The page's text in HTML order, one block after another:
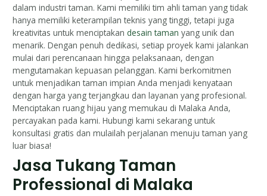
dalam industri taman. Kami memiliki tim ahli taman yang tidak
hanya memiliki keterampilan teknis yang tinggi, tetapi juga
kreativitas untuk menciptakan desain taman yang unik dan
menarik. Dengan penuh dedikasi, setiap proyek kami jalankan
mulai dari perencanaan hingga pelaksanaan, dengan
mengutamakan kepuasan pelanggan. Kami berkomitmen
untuk menjadikan taman impian Anda menjadi kenyataan
dengan harga yang terjangkau dan layanan yang profesional.
Menciptakan ruang hijau yang memukau di Malaka Anda,
percayakan pada kami. Hubungi kami sekarang untuk
konsultasi gratis dan mulailah perjalanan menuju taman yang
luar biasa!
Jasa Tukang Taman
Professional di Malaka